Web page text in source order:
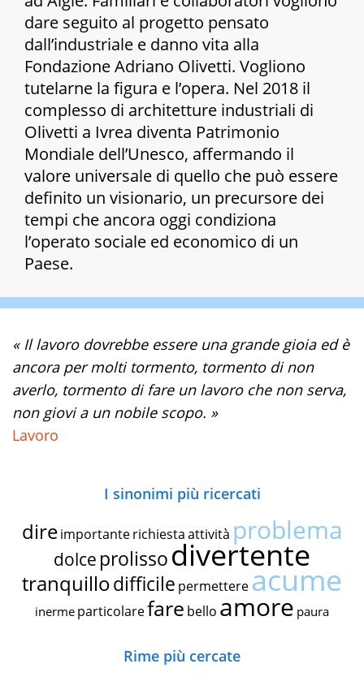
dare seguito al progetto pensato
dall’industriale e danno vita alla
Fondazione Adriano Olivetti. Vogliono
tutelarne la figura e l’opera. Nel 2018 il
complesso di architetture industriali di
Olivetti a Ivrea diventa Patrimonio
Mondiale dell’Unesco, affermando il
valore universale di quello che può essere
definito un visionario, un precursore dei
tempi che ancora oggi condiziona
l’operato sociale ed economico di un
Paese.
« Il lavoro dovrebbe essere una grande gioia ed è
ancora per molti tormento, tormento di non
averlo, tormento di fare un lavoro che non serva,
non giovi a un nobile scopo. »
Lavoro
I sinonimi più ricercati
dire importante richiestaattività problema
dolce prolissodivertente
tranquillodifficile permettereacume
inerme particolarefare bello amore paura
Rime più cercate